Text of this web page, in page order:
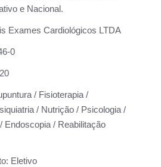
e Nacional.
Exames Cardiológicos LTDA
0
/ Fisioterapia /
/ Nutrição / Psicologia /
Endoscopia / Reabilitação
Eletivo